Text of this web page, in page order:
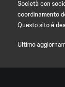
Società con
coordinamento
Questo sito è
Ultimo